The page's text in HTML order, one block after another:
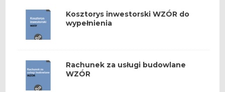
Kosztorys inwestorski WZÓR do
wypełnienia
Rachunek za usługi budowlane
WZÓR